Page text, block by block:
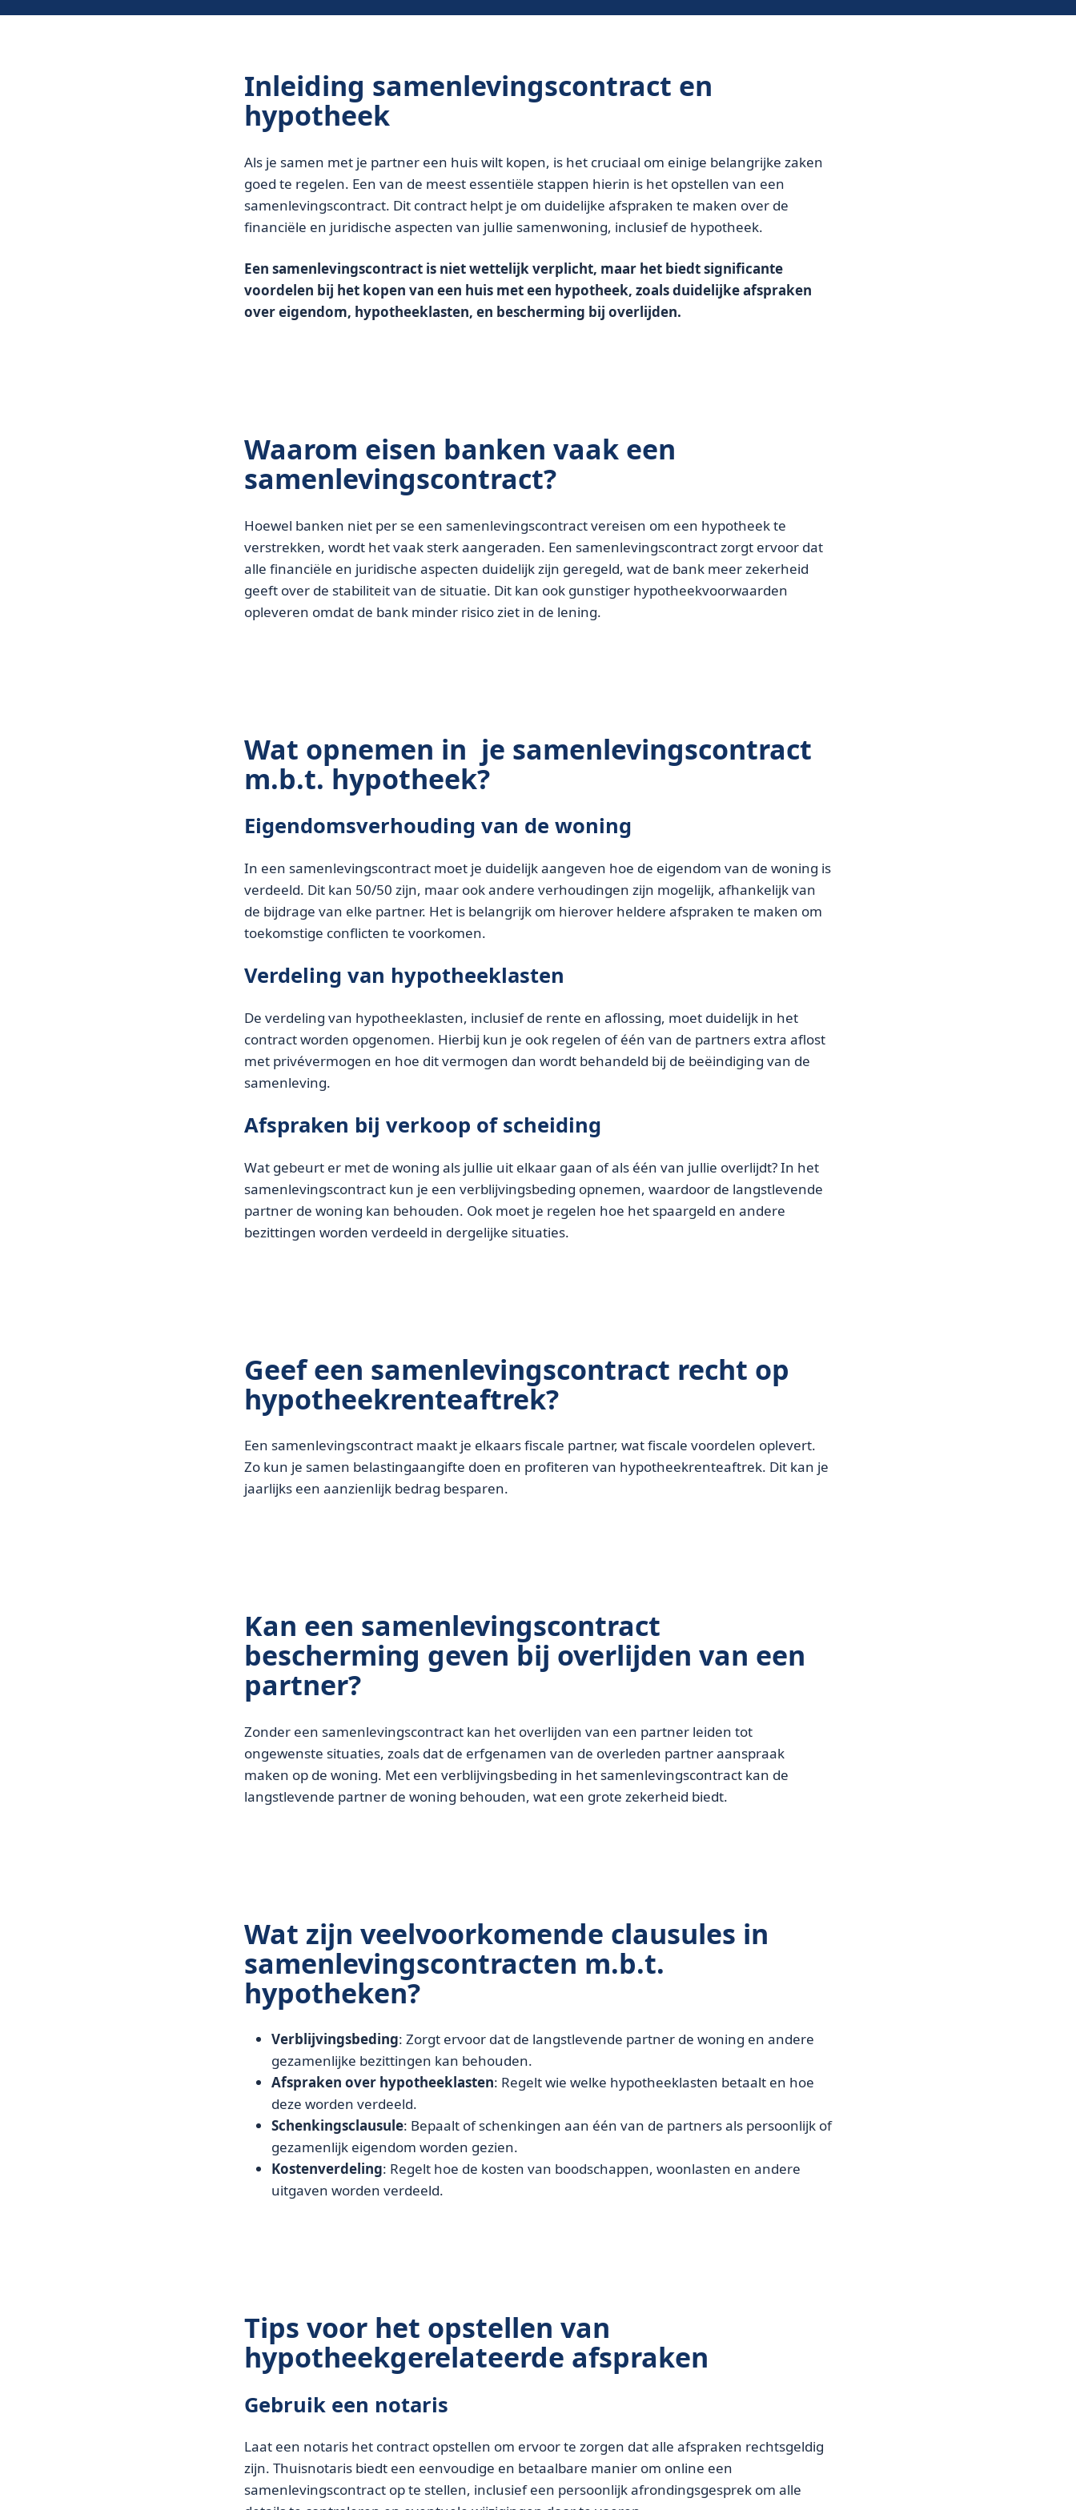
Inleiding samenlevingscontract en
hypotheek
Als je samen met je partner een huis wilt kopen, is het cruciaal om einige belangrijke zaken
goed te regelen. Een van de meest essentiële stappen hierin is het opstellen van een
samenlevingscontract. Dit contract helpt je om duidelijke afspraken te maken over de
financiële en juridische aspecten van jullie samenwoning, inclusief de hypotheek.
Een samenlevingscontract is niet wettelijk verplicht, maar het biedt significante
voordelen bij het kopen van een huis met een hypotheek, zoals duidelijke afspraken
over eigendom, hypotheeklasten, en bescherming bij overlijden.
Waarom eisen banken vaak een
samenlevingscontract?
Hoewel banken niet per se een samenlevingscontract vereisen om een hypotheek te
verstrekken, wordt het vaak sterk aangeraden. Een samenlevingscontract zorgt ervoor dat
alle financiële en juridische aspecten duidelijk zijn geregeld, wat de bank meer zekerheid
geeft over de stabiliteit van de situatie. Dit kan ook gunstiger hypotheekvoorwaarden
opleveren omdat de bank minder risico ziet in de lening.
Wat opnemen in je samenlevingscontract
m.b.t. hypotheek?
Eigendomsverhouding van de woning
In een samenlevingscontract moet je duidelijk aangeven hoe de eigendom van de woning is
verdeeld. Dit kan 50/50 zijn, maar ook andere verhoudingen zijn mogelijk, afhankelijk van
de bijdrage van elke partner. Het is belangrijk om hierover heldere afspraken te maken om
toekomstige conflicten te voorkomen.
Verdeling van hypotheeklasten
De verdeling van hypotheeklasten, inclusief de rente en aflossing, moet duidelijk in het
contract worden opgenomen. Hierbij kun je ook regelen of één van de partners extra aflost
met privévermogen en hoe dit vermogen dan wordt behandeld bij de beëindiging van de
samenleving.
Afspraken bij verkoop of scheiding
Wat gebeurt er met de woning als jullie uit elkaar gaan of als één van jullie overlijdt? In het
samenlevingscontract kun je een verblijvingsbeding opnemen, waardoor de langstlevende
partner de woning kan behouden. Ook moet je regelen hoe het spaargeld en andere
bezittingen worden verdeeld in dergelijke situaties.
Geef een samenlevingscontract recht op
hypotheekrenteaftrek?
Een samenlevingscontract maakt je elkaars fiscale partner, wat fiscale voordelen oplevert.
Zo kun je samen belastingaangifte doen en profiteren van hypotheekrenteaftrek. Dit kan je
jaarlijks een aanzienlijk bedrag besparen.
Kan een samenlevingscontract
bescherming geven bij overlijden van een
partner?
Zonder een samenlevingscontract kan het overlijden van een partner leiden tot
ongewenste situaties, zoals dat de erfgenamen van de overleden partner aanspraak
maken op de woning. Met een verblijvingsbeding in het samenlevingscontract kan de
langstlevende partner de woning behouden, wat een grote zekerheid biedt.
Wat zijn veelvoorkomende clausules in
samenlevingscontracten m.b.t.
hypotheken?
Verblijvingsbeding: Zorgt ervoor dat de langstlevende partner de woning en andere
gezamenlijke bezittingen kan behouden.
Afspraken over hypotheeklasten: Regelt wie welke hypotheeklasten betaalt en hoe
deze worden verdeeld.
Schenkingsclausule: Bepaalt of schenkingen aan één van de partners als persoonlijk of
gezamenlijk eigendom worden gezien.
Kostenverdeling: Regelt hoe de kosten van boodschappen, woonlasten en andere
uitgaven worden verdeeld.
Tips voor het opstellen van
hypotheekgerelateerde afspraken
Gebruik een notaris
Laat een notaris het contract opstellen om ervoor te zorgen dat alle afspraken rechtsgeldig
zijn. Thuisnotaris biedt een eenvoudige en betaalbare manier om online een
samenlevingscontract op te stellen, inclusief een persoonlijk afrondingsgesprek om alle